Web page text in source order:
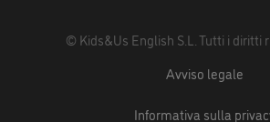
© Kids&Us English S.L.Tutti i diritti
Avviso legale
Informativa sulla